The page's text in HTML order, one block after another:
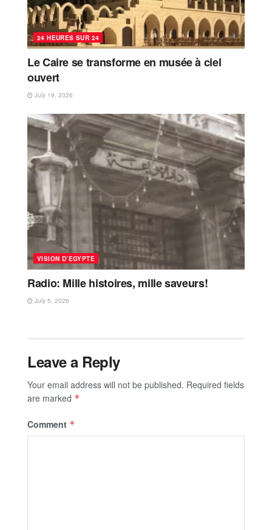
24 HEURES SUR 24
Le Caire se transforme en musée à ciel
ouvert
July 19, 2026
VISION D’EGYPTE
Radio: Mille histoires, mille saveurs!
July 5, 2026
Leave a Reply
Your email address will not be published. Required fields
are marked *
Comment *